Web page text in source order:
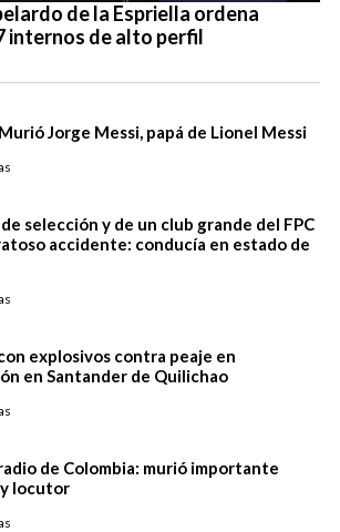
de la Espriella ordena
internos de alto perfil
Jorge Messi, papá de Lionel Messi
selección y de un club grande del FPC
accidente: conducía en estado de
explosivos contra peaje en
en Santander de Quilichao
de Colombia: murió importante
locutor